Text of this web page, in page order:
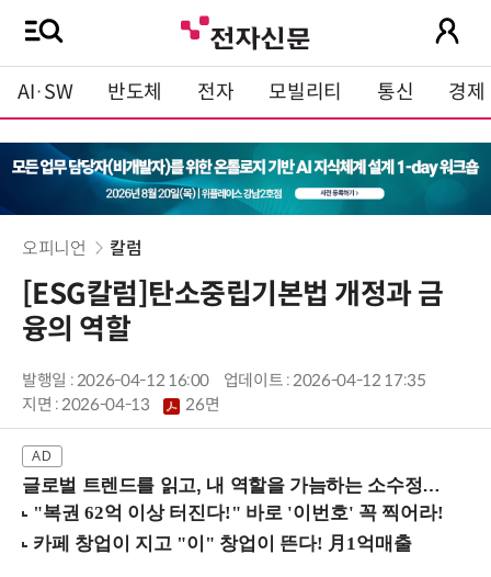
AI·SW 반도체 전자 모빌리티 통신 경제
오피니언 칼럼
[ESG칼럼]탄소중립기본법 개정과 금
융의 역할
발행일 : 2026-04-12 16:00
업데이트 : 2026-04-12 17:35
지면 :2026-04-13 26면
글로벌 트렌드를 읽고, 내 역할을 가늠하는 소수정예 실습 워크숍 (8/28 신논현역)